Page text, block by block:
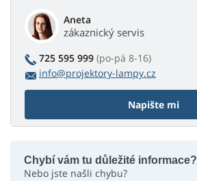
Aneta
zákaznický servis
725 595 999 (po-pá 8-16)
info@projektory-lampy.cz
Napište mi
Chybí vám tu důležité informace?
Nebo jste našli chybu?